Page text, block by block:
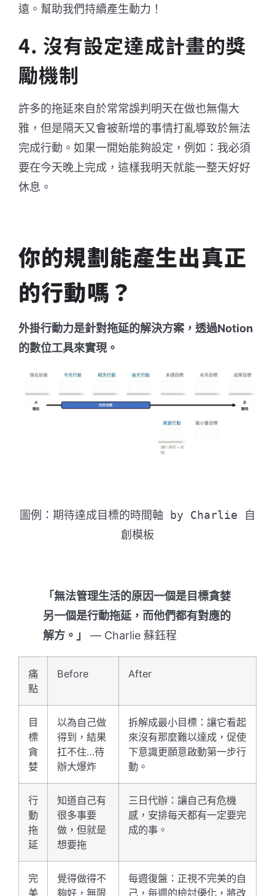
遠。幫助我們持續產生動力！
4. 沒有設定達成計畫的獎
勵機制
許多的拖延來自於常常誤判明天在做也無傷大
雅，但是隔天又會被新增的事情打亂導致於無法
完成行動。如果一開始能夠設定，例如：我必須
要在今天晚上完成，這樣我明天就能一整天好好
休息。
你的規劃能產生出真正
的行動嗎？
外掛行動力是針對拖延的解決方案，透過Notion
的數位工具來實現。
圖例：期待達成目標的時間軸 by Charlie 自
創模板
「無法管理生活的原因一個是目標貪婪
另一個是行動拖延，而他們都有對應的
解方。」
— Charlie 蘇鈺程
痛
點
Before After
目
標
貪
婪
以為自己做
得到，結果
扛不住…待
辦大爆炸
拆解成最小目標：讓它看起
來沒有那麼難以達成，促使
下意識更願意啟動第一步行
動。
行
動
拖
延
知道自己有
很多事要
做，但就是
想要拖
三日代辦：讓自己有危機
感，安排每天都有一定要完
成的事。
完
美
覺得做得不
夠好，無限
每週復盤：正視不完美的自
己，每週的檢討優化，將改